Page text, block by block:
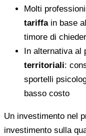
Molti
tariffain base
timore di
In alternativa al
territoriali:
sportelli
basso costo
Un investimento nel
investimento sulla